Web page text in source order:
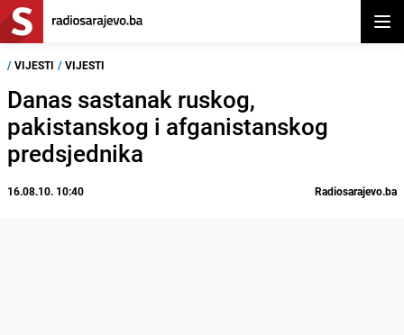
/ VIJESTI / VIJESTI
Danas sastanak ruskog,
pakistanskog i afganistanskog
predsjednika
16.08.10. 10:40 Radiosarajevo.ba